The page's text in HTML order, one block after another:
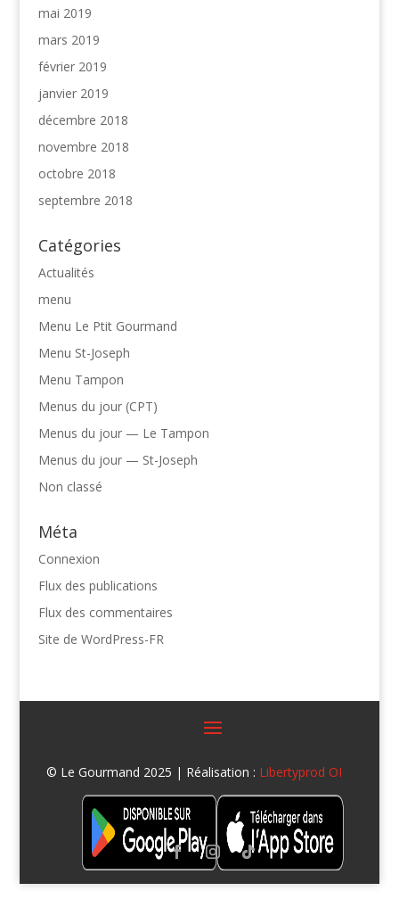
mai 2019
mars 2019
février 2019
janvier 2019
décembre 2018
novembre 2018
octobre 2018
septembre 2018
Catégories
Actualités
menu
Menu Le Ptit Gourmand
Menu St-Joseph
Menu Tampon
Menus du jour (CPT)
Menus du jour — Le Tampon
Menus du jour — St-Joseph
Non classé
Méta
Connexion
Flux des publications
Flux des commentaires
Site de WordPress-FR
© Le Gourmand 2025 | Réalisation : Libertyprod OI